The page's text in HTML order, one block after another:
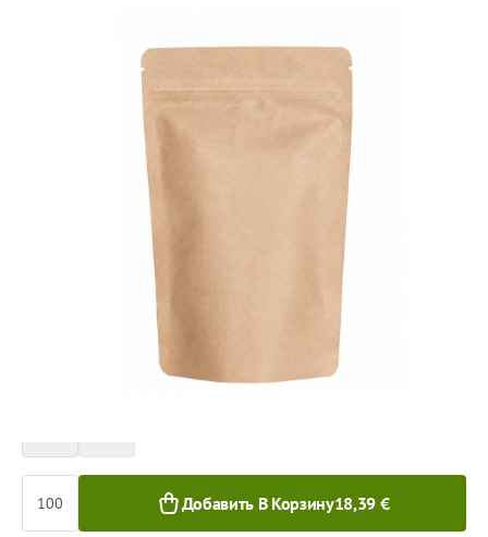
74130
130 x 70 x 225 mm
Pap50g/Alu7/Pe60
Tовар можно получить в пункте выдачи.
Добавить В Корзину18,39 €